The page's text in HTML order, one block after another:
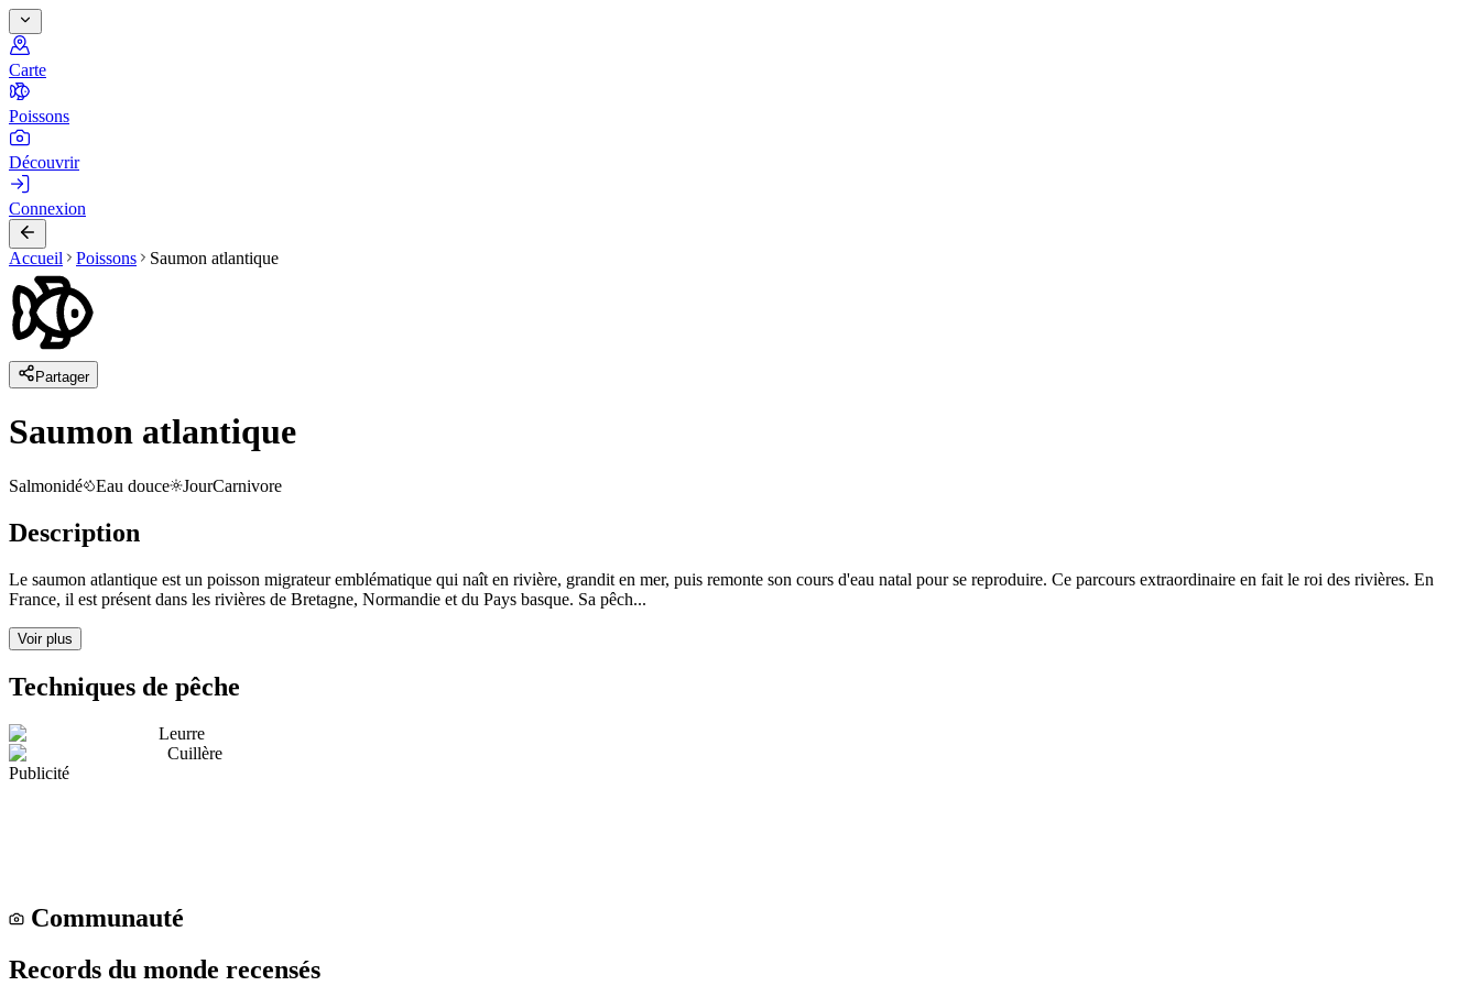
Carte
Poissons
Découvrir
Connexion
Accueil Poissons Saumon atlantique
Partager
Saumon atlantique
Salmonidé Eau douce JourCarnivore
Description
Le saumon atlantique est un poisson migrateur emblématique qui naît en rivière, grandit en mer, puis remonte son cours d'eau natal pour se reproduire. Ce parcours extraordinaire en fait le roi des rivières. En
France, il est présent dans les rivières de Bretagne, Normandie et du Pays basque. Sa pêch...
Voir plus
Techniques de pêche
Leurre
Cuillère
Publicité
Communauté
Records du monde recensés